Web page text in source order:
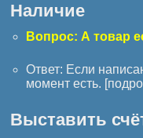
Наличие
Вопрос: А товар
Ответ: Если
момент есть. [
Выставить